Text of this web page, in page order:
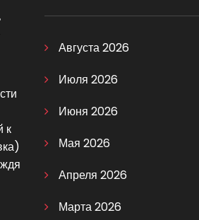
к
Августа 2026
Июля 2026
Июня 2026
Мая 2026
Апреля 2026
Марта 2026